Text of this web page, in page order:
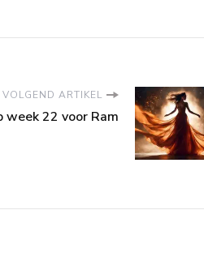
VOLGEND ARTIKEL
week 22 voor Ram